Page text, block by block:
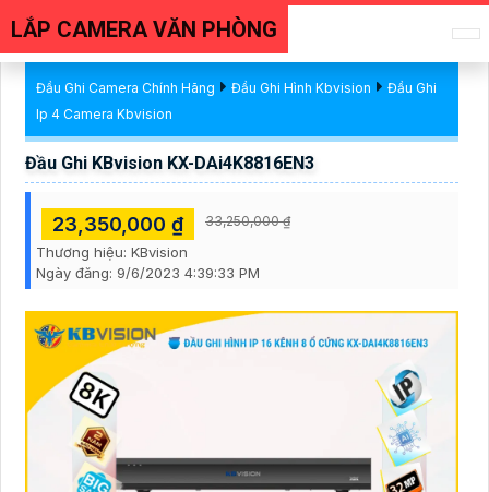
LẮP CAMERA VĂN PHÒNG
Đầu Ghi Camera Chính Hãng Đầu Ghi Hình Kbvision
Đầu Ghi
Ip 4 Camera Kbvision
Đầu Ghi KBvision KX-DAi4K8816EN3
23,350,000 ₫ 33,250,000 ₫
Thương hiệu: KBvision
Ngày đăng: 9/6/2023 4:39:33 PM